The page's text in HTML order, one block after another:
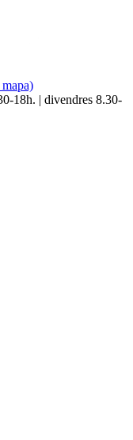
18h. | divendres 8.30-